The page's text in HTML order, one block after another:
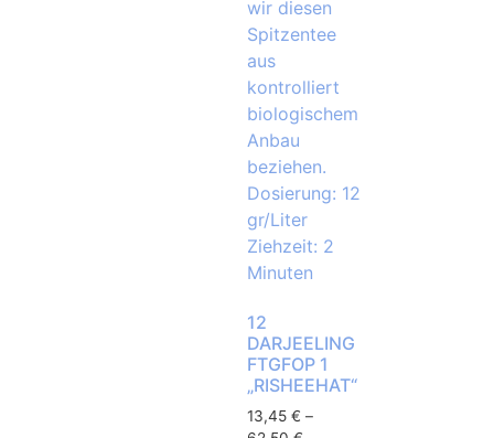
12
DARJEELING
FTGFOP 1
„RISHEEHAT“
13,45 € –